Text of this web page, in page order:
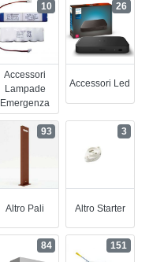
Accessori
Lampade
Emergenza
10
Accessori Led
26
Altro Pali
93
Altro Starter
3
84 151